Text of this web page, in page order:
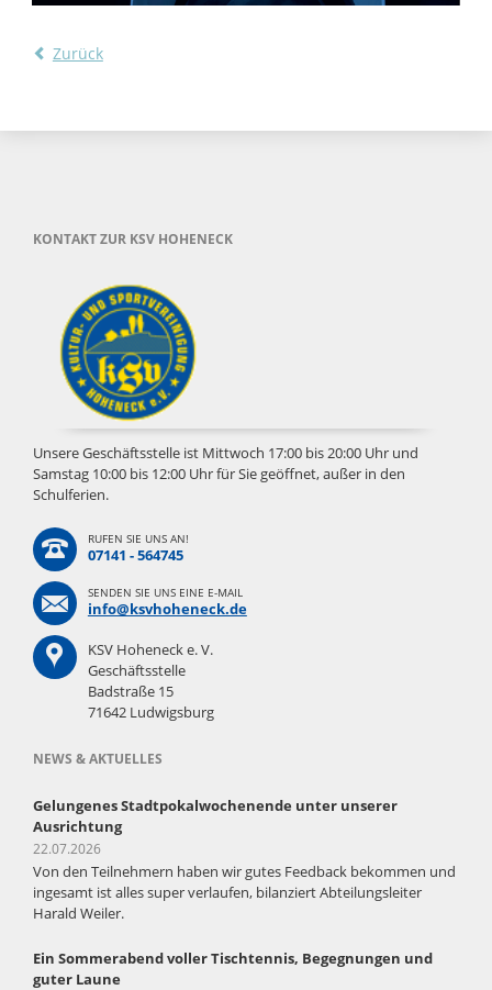
Zurück
KONTAKT ZUR KSV HOHENECK
Unsere Geschäftsstelle ist Mittwoch 17:00 bis 20:00 Uhr und
Samstag 10:00 bis 12:00 Uhr für Sie geöffnet, außer in den
Schulferien.
RUFEN SIE UNS AN!
07141 - 564745
SENDEN SIE UNS EINE E-MAIL
info@ksvhoheneck.de
KSV Hoheneck e. V.
Geschäftsstelle
Badstraße 15
71642 Ludwigsburg
NEWS & AKTUELLES
Gelungenes Stadtpokalwochenende unter unserer
Ausrichtung
22.07.2026
Von den Teilnehmern haben wir gutes Feedback bekommen und
ingesamt ist alles super verlaufen, bilanziert Abteilungsleiter
Harald Weiler.
Ein Sommerabend voller Tischtennis, Begegnungen und
guter Laune